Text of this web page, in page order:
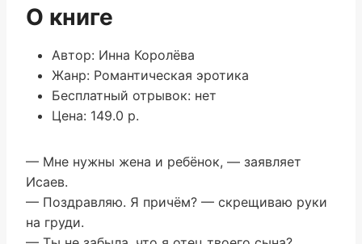
О книге
Автор: Инна Королёва
Жанр: Романтическая эротика
Бесплатный отрывок: нет
Цена: 149.0 р.
— Мне нужны жена и ребёнок, — заявляет
Исаев.
— Поздравляю. Я причём? — скрещиваю руки
на груди.